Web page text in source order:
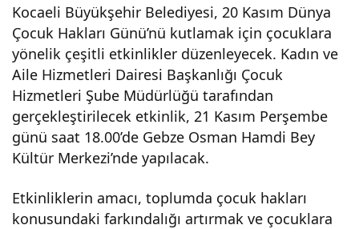
Kocaeli Büyükşehir Belediyesi, 20 Kasım Dünya
Çocuk Hakları Günü’nü kutlamak için çocuklara
yönelik çeşitli etkinlikler düzenleyecek. Kadın ve
Aile Hizmetleri Dairesi Başkanlığı Çocuk
Hizmetleri Şube Müdürlüğü tarafından
gerçekleştirilecek etkinlik, 21 Kasım Perşembe
günü saat 18.00’de Gebze Osman Hamdi Bey
Kültür Merkezi’nde yapılacak.
Etkinliklerin amacı, toplumda çocuk hakları
konusundaki farkındalığı artırmak ve çocuklara
Çoc
uk
Hakl
arı